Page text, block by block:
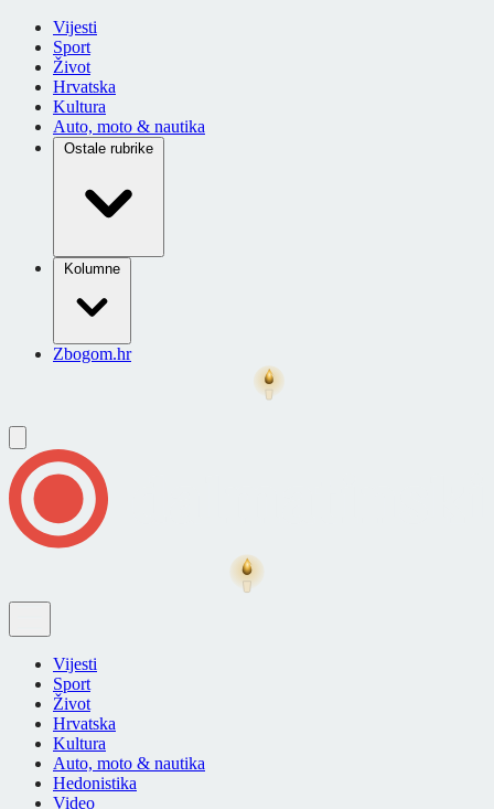
Vijesti
Sport
Život
Hrvatska
Kultura
Auto, moto & nautika
Ostale rubrike
Kolumne
Zbogom.hr
Vijesti
Sport
Život
Hrvatska
Kultura
Auto, moto & nautika
Hedonistika
Video